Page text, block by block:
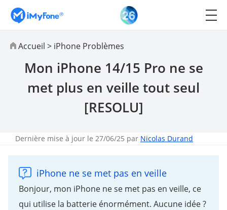
Accueil > iPhone Problèmes
Mon iPhone 14/15 Pro ne se
met plus en veille tout seul
[RESOLU]
Dernière mise à jour le 27/06/25 par Nicolas Durand
iPhone ne se met pas en veille
Bonjour, mon iPhone ne se met pas en veille, ce
qui utilise la batterie énormément. Aucune idée ?